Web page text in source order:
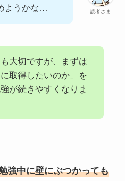
読者さま
ようかな…
大切ですが、まずは
に取得したいのか」を
が続きやすくなりま
強中に壁にぶつかっても